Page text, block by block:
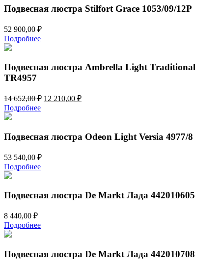
Подвесная люстра Stilfort Grace 1053/09/12P
52 900,00 ₽
Подробнее
Подвесная люстра Ambrella Light Traditional
TR4957
14 652,00₽ Первоначальная
12 210,00 ₽Текущая
Подробнее
Подвесная люстра Odeon Light Versia 4977/8
53 540,00 ₽
Подробнее
Подвесная люстра De Markt Лада 442010605
8 440,00 ₽
Подробнее
Подвесная люстра De Markt Лада 442010708